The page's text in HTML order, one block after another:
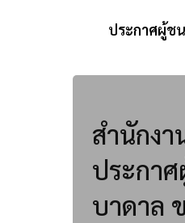
ประกาศผู้ช
สำนักง
ประกา
บาดาล